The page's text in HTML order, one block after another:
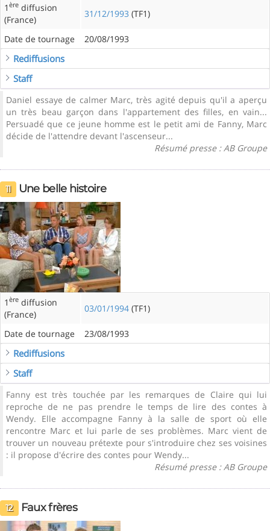
1 ère diffusion
(France)
31/12/1993 (TF1)
Date de tournage 20/08/1993
Rediffusions
Staff
Daniel essaye de calmer Marc, très agité depuis qu'il a aperçu
un très beau garçon dans l'appartement des filles, en vain...
Persuadé que ce jeune homme est le petit ami de Fanny, Marc
décide de l'attendre devant l'ascenseur...
Résumé presse : AB Groupe
11 Une belle histoire
1 ère diffusion
(France)
03/01/1994 (TF1)
Date de tournage 23/08/1993
Rediffusions
Staff
Fanny est très touchée par les remarques de Claire qui lui
reproche de ne pas prendre le temps de lire des contes à
Wendy. Elle accompagne Fanny à la salle de sport où elle
rencontre Marc et lui parle de ses problèmes. Marc vient de
trouver un nouveau prétexte pour s'introduire chez ses voisines
: il propose d'écrire des contes pour Wendy...
Résumé presse : AB Groupe
12 Faux frères